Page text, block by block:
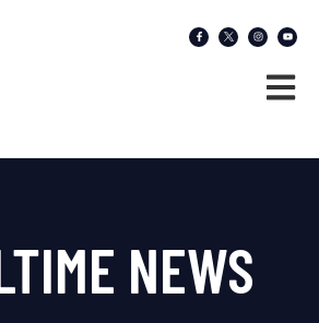
NEWS